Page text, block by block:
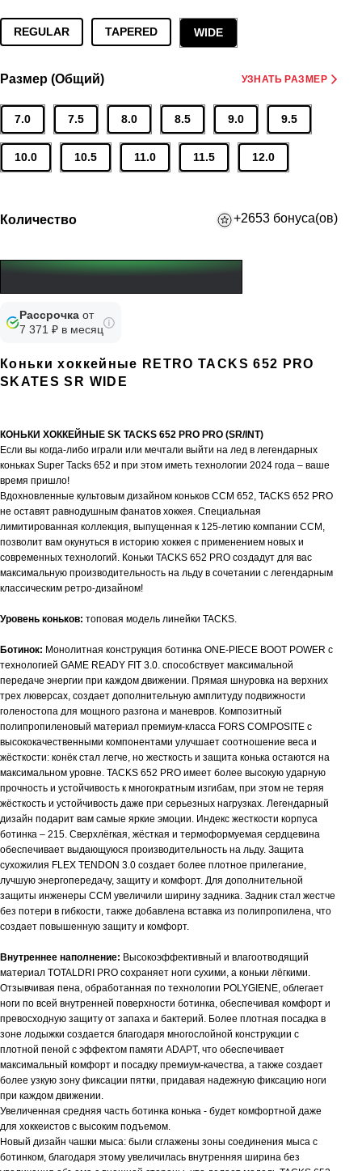
REGULAR TAPERED WIDE
Размер (Общий) УЗНАТЬ РАЗМЕР
7.0 7.5 8.0 8.5 9.0 9.5
10.0 10.5 11.0 11.5 12.0
Количество +2653 бонуса(ов)
Рассрочка от
7 371 ₽ в месяц
Коньки хоккейные RETRO TACKS 652 PRO
SKATES SR WIDE
КОНЬКИ ХОККЕЙНЫЕ SK TACKS 652 PRO PRO (SR/INT)
Если вы когда-либо играли или мечтали выйти на лед в легендарных
коньках Super Tacks 652 и при этом иметь технологии 2024 года – ваше
время пришло!
Вдохновленные культовым дизайном коньков CCM 652, TACKS 652 PRO
не оставят равнодушным фанатов хоккея. Специальная
лимитированная коллекция, выпущенная к 125-летию компании CCM,
позволит вам окунуться в историю хоккея с применением новых и
современных технологий. Коньки TACKS 652 PRO создадут для вас
максимальную производительность на льду в сочетании с легендарным
классическим ретро-дизайном!
Уровень коньков: топовая модель линейки TACKS.
Ботинок: Монолитная конструкция ботинка ONE-PIECE BOOT POWER с
технологией GAME READY FIT 3.0. способствует максимальной
передаче энергии при каждом движении. Прямая шнуровка на верхних
трех люверсах, создает дополнительную амплитуду подвижности
голеностопа для мощного разгона и маневров. Композитный
полипропиленовый материал премиум-класса FORS COMPOSITE с
высококачественными компонентами улучшает соотношение веса и
жёсткости: конёк стал легче, но жесткость и защита конька остаются на
максимальном уровне. TACKS 652 PRO имеет более высокую ударную
прочность и устойчивость к многократным изгибам, при этом не теряя
жёсткость и устойчивость даже при серьезных нагрузках. Легендарный
дизайн подарит вам самые яркие эмоции. Индекс жесткости корпуса
ботинка – 215. Сверхлёгкая, жёсткая и термоформуемая сердцевина
обеспечивает выдающуюся производительность на льду. Защита
сухожилия FLEX TENDON 3.0 создает более плотное прилегание,
лучшую энергопередачу, защиту и комфорт. Для дополнительной
защиты инженеры CCM увеличили ширину задника. Задник стал жестче
без потери в гибкости, также добавлена вставка из полипропилена, что
создает повышенную защиту и комфорт.
Внутреннее наполнение: Высокоэффективный и влагоотводящий
материал TOTALDRI PRO сохраняет ноги сухими, а коньки лёгкими.
Отзывчивая пена, обработанная по технологии POLYGIENE, облегает
ноги по всей внутренней поверхности ботинка, обеспечивая комфорт и
превосходную защиту от запаха и бактерий. Более плотная посадка в
зоне лодыжки создается благодаря многослойной конструкции с
плотной пеной с эффектом памяти ADАPT, что обеспечивает
максимальный комфорт и посадку премиум-качества, а также создает
более узкую зону фиксации пятки, придавая надежную фиксацию ноги
при каждом движении.
Увеличенная средняя часть ботинка конька - будет комфортной даже
для хоккеистов с высоким подъемом.
Новый дизайн чашки мыса: были сглажены зоны соединения мыса с
ботинком, благодаря этому увеличилась внутренняя ширина без